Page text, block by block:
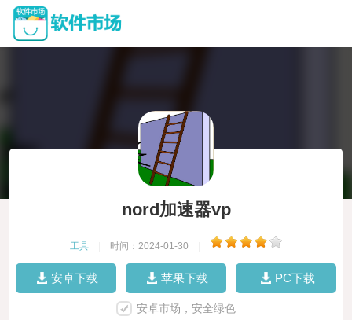
nord加速器vp
工具 时间：2024-01-30
安卓下载 苹果下载 PC下载
安卓市场，安全绿色